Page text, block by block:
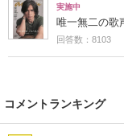
実施中
唯一無二の歌
回答数：8103
コメントランキング